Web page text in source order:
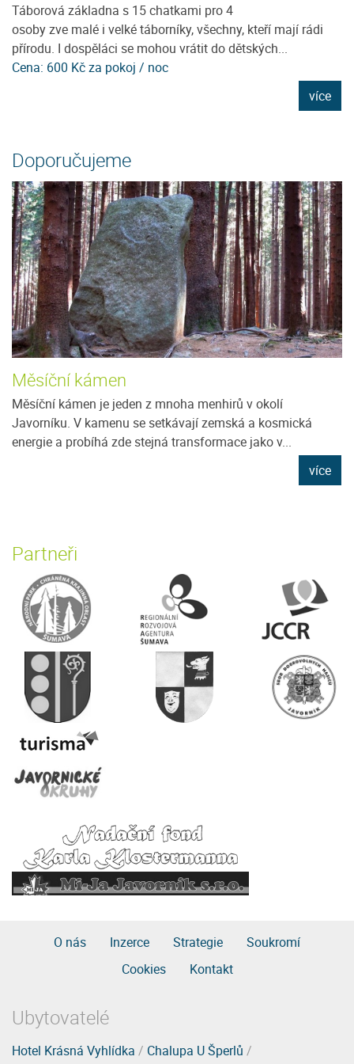
Táborová základna s 15 chatkami pro 4
osoby zve malé i velké táborníky, všechny, kteří mají rádi
přírodu. I dospěláci se mohou vrátit do dětských...
Cena: 600 Kč za pokoj / noc
více
Doporučujeme
Měsíční kámen
Měsíční kámen je jeden z mnoha menhirů v okolí
Javorníku. V kamenu se setkávají zemská a kosmická
energie a probíhá zde stejná transformace jako v...
více
Partneři
O nás Inzerce Strategie
Soukromí
Cookies
Kontakt
Ubytovatelé
Hotel Krásná Vyhlídka / Chalupa U Šperlů /